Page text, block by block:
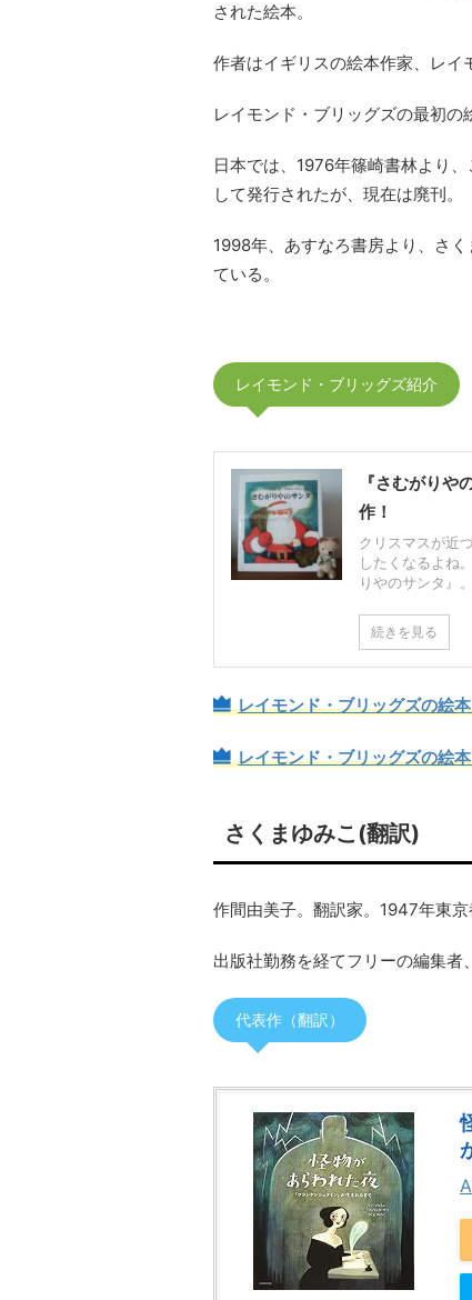
された絵本。
作者はイギリスの絵本作家、レイ
レイモンド・ブリッグズの最初の
日本では、1976年篠崎書林より
して発行されたが、現在は廃刊。
1998年、あすなろ書房より、さ
ている。
レイモンド・ブリッグズ紹介
『さむがりや
作！
クリスマスが近
したくなるよね
りやのサンタ』
続きを見る
レイモンド・ブリッグズの絵
レイモンド・ブリッグズの絵
さくまゆみこ(翻訳)
作間由美子。翻訳家。1947年東京
出版社勤務を経てフリーの編集者
代表作（翻訳）